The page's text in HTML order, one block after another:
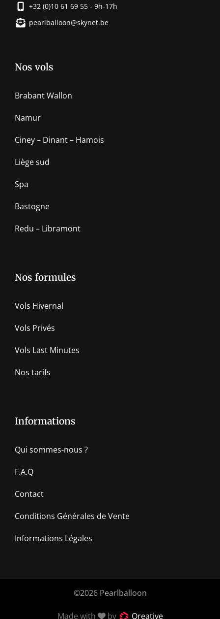
+32 (0)10 61 69 55 - 9h-17h
pearlballoon@skynet.be
Nos vols
Brabant Wallon
Namur
Ciney – Dinant – Hamois
Liège sud
Spa
Bastogne
Redu – Libramont
Nos formules
Vols Hivernal
Vols Privés
Vols Last Minutes
Nos tarifs
Informations
Qui sommes-nous ?
F.A.Q
Contact
Conditions Générales de Vente
Informations Légales
©2026 Pearlballoon
Made with by Qreative